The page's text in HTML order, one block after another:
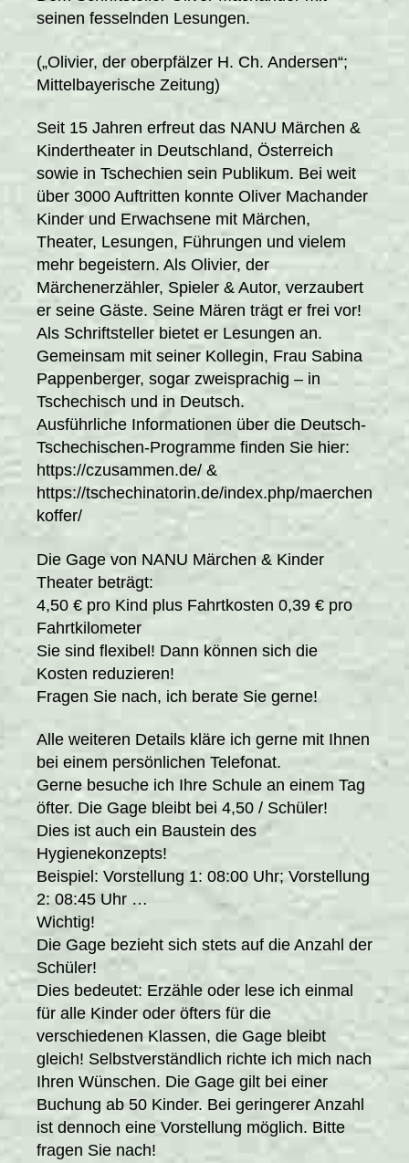
seinen fesselnden Lesungen.
(„Olivier, der oberpfälzer H. Ch. Andersen“;
Mittelbayerische Zeitung)
Seit 15 Jahren erfreut das NANU Märchen &
Kindertheater in Deutschland, Österreich
sowie in Tschechien sein Publikum. Bei weit
über 3000 Auftritten konnte Oliver Machander
Kinder und Erwachsene mit Märchen,
Theater, Lesungen, Führungen und vielem
mehr begeistern. Als Olivier, der
Märchenerzähler, Spieler & Autor, verzaubert
er seine Gäste. Seine Mären trägt er frei vor!
Als Schriftsteller bietet er Lesungen an.
Gemeinsam mit seiner Kollegin, Frau Sabina
Pappenberger, sogar zweisprachig – in
Tschechisch und in Deutsch.
Ausführliche Informationen über die Deutsch-
Tschechischen-Programme finden Sie hier:
https://czusammen.de/ &
https://tschechinatorin.de/index.php/maerchen
koffer/
Die Gage von NANU Märchen & Kinder
Theater beträgt:
4,50 € pro Kind plus Fahrtkosten 0,39 € pro
Fahrtkilometer
Sie sind flexibel! Dann können sich die
Kosten reduzieren!
Fragen Sie nach, ich berate Sie gerne!
Alle weiteren Details kläre ich gerne mit Ihnen
bei einem persönlichen Telefonat.
Gerne besuche ich Ihre Schule an einem Tag
öfter. Die Gage bleibt bei 4,50 / Schüler!
Dies ist auch ein Baustein des
Hygienekonzepts!
Beispiel: Vorstellung 1: 08:00 Uhr; Vorstellung
2: 08:45 Uhr …
Wichtig!
Die Gage bezieht sich stets auf die Anzahl der
Schüler!
Dies bedeutet: Erzähle oder lese ich einmal
für alle Kinder oder öfters für die
verschiedenen Klassen, die Gage bleibt
gleich! Selbstverständlich richte ich mich nach
Ihren Wünschen. Die Gage gilt bei einer
Buchung ab 50 Kinder. Bei geringerer Anzahl
ist dennoch eine Vorstellung möglich. Bitte
fragen Sie nach!